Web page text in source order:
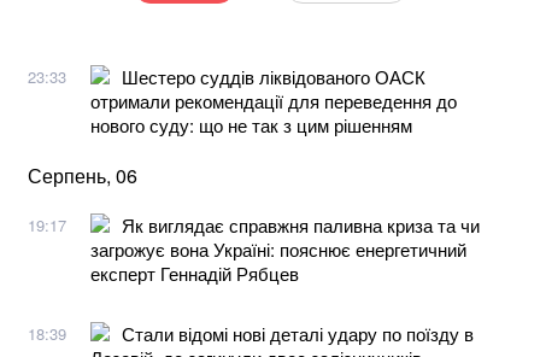
23:33
Шестеро суддів ліквідованого ОАСК
отримали рекомендації для переведення до
нового суду: що не так з цим рішенням
Серпень, 06
19:17
Як виглядає справжня паливна криза та чи
загрожує вона Україні: пояснює енергетичний
експерт Геннадій Рябцев
18:39
Стали відомі нові деталі удару по поїзду в